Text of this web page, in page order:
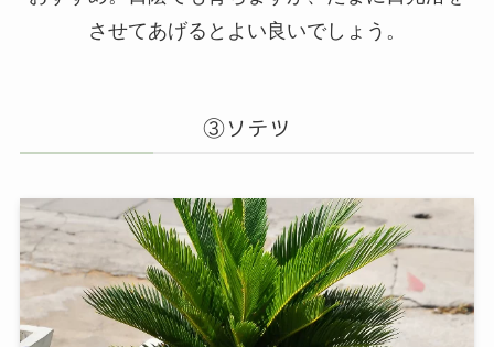
させてあげるとよい良いでしょう。
③ソテツ